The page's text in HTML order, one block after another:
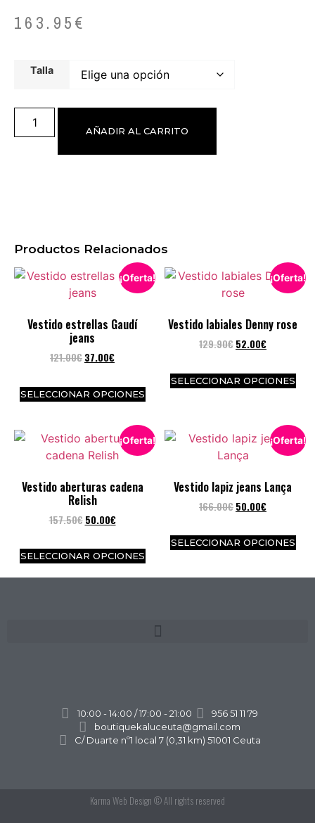
163.95€
Talla
AÑADIR AL CARRITO
Productos Relacionados
¡Oferta!
Vestido estrellas Gaudí
jeans
121.00€ 37.00€
SELECCIONAR OPCIONES
¡Oferta!
Vestido labiales Denny rose
129.90€ 52.00€
SELECCIONAR OPCIONES
¡Oferta!
Vestido aberturas cadena
Relish
157.50€ 50.00€
SELECCIONAR OPCIONES
¡Oferta!
Vestido lapiz jeans Lança
166.00€ 50.00€
SELECCIONAR OPCIONES
10:00 - 14:00 / 17:00 - 21:00
956 51 11 79
boutiquekaluceuta@gmail.com
C/ Duarte nº1 local 7 (0,31 km) 51001 Ceuta
Karma Web Design © All rights reserved